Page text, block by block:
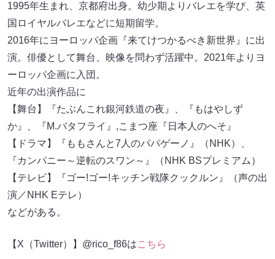
1995年生まれ、京都府出身。幼少期よりバレエを学び、英
国ロイヤルバレエなどに短期留学。
2016年にヨーロッパ企画『来てけつかるべき新世界』に出
演。俳優として舞台、映像を問わず活躍中。2021年よりヨ
ーロッパ企画に入団。
近年の出演作品に
【舞台】『たぶんこれ銀河鉄道の夜』、『もはやしず
か』、『M.バタフライ』,こまつ座『日本人のへそ』
【ドラマ】『ももさんと7人のパパゲーノ』（NHK）、
『カンパニー～逆転のスワン～』（NHK BSプレミアム）
【テレビ】『ゴー!ゴー!キッチン戦隊クックルン』（声の出
演／NHK Eテレ）
などがある。
【X（Twitter）】@rico_f86はこちら